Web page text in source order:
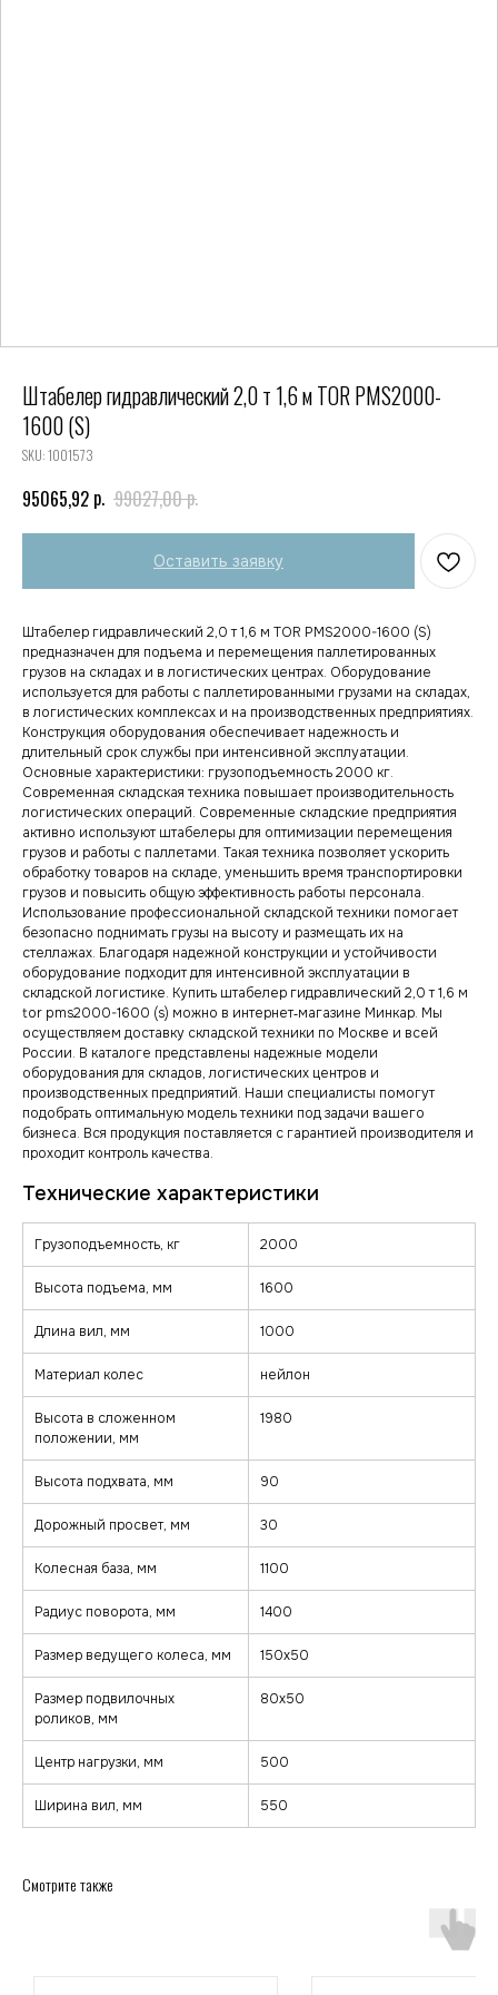
Штабелер гидравлический 2,0 т 1,6 м TOR PMS2000-
1600 (S)
SKU:1001573
95065,92 р. 99027,00р.
Оставить заявку
Штабелер гидравлический 2,0 т 1,6 м TOR PMS2000-1600 (S)
предназначен для подъема и перемещения паллетированных
грузов на складах и в логистических центрах. Оборудование
используется для работы с паллетированными грузами на складах,
в логистических комплексах и на производственных предприятиях.
Конструкция оборудования обеспечивает надежность и
длительный срок службы при интенсивной эксплуатации.
Основные характеристики: грузоподъемность 2000 кг.
Современная складская техника повышает производительность
логистических операций. Современные складские предприятия
активно используют штабелеры для оптимизации перемещения
грузов и работы с паллетами. Такая техника позволяет ускорить
обработку товаров на складе, уменьшить время транспортировки
грузов и повысить общую эффективность работы персонала.
Использование профессиональной складской техники помогает
безопасно поднимать грузы на высоту и размещать их на
стеллажах. Благодаря надежной конструкции и устойчивости
оборудование подходит для интенсивной эксплуатации в
складской логистике. Купить штабелер гидравлический 2,0 т 1,6 м
tor pms2000-1600 (s) можно в интернет‑магазине Минкар. Мы
осуществляем доставку складской техники по Москве и всей
России. В каталоге представлены надежные модели
оборудования для складов, логистических центров и
производственных предприятий. Наши специалисты помогут
подобрать оптимальную модель техники под задачи вашего
бизнеса. Вся продукция поставляется с гарантией производителя и
проходит контроль качества.
Грузоподъемность, кг 2000
Высота подъема, мм 1600
Длина вил, мм 1000
Материал колес нейлон
Высота в сложенном
положении, мм
1980
Высота подхвата, мм 90
Дорожный просвет, мм 30
Колесная база, мм 1100
Радиус поворота, мм 1400
Размер ведущего колеса, мм 150х50
Размер подвилочных
роликов, мм
80х50
Центр нагрузки, мм 500
Ширина вил, мм 550
Смотрите также